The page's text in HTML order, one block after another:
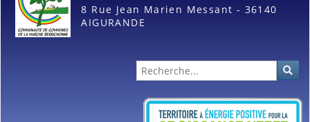
8 Rue Jean Marien Messant - 36140
AIGURANDE